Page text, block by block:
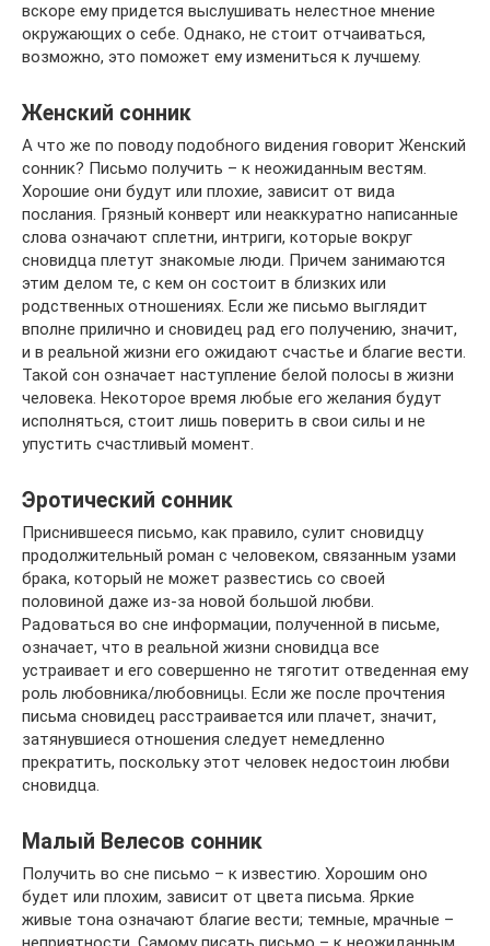
вскоре ему придется выслушивать нелестное мнение
окружающих о себе. Однако, не стоит отчаиваться,
возможно, это поможет ему измениться к лучшему.
Женский сонник
А что же по поводу подобного видения говорит Женский
сонник? Письмо получить – к неожиданным вестям.
Хорошие они будут или плохие, зависит от вида
послания. Грязный конверт или неаккуратно написанные
слова означают сплетни, интриги, которые вокруг
сновидца плетут знакомые люди. Причем занимаются
этим делом те, с кем он состоит в близких или
родственных отношениях. Если же письмо выглядит
вполне прилично и сновидец рад его получению, значит,
и в реальной жизни его ожидают счастье и благие вести.
Такой сон означает наступление белой полосы в жизни
человека. Некоторое время любые его желания будут
исполняться, стоит лишь поверить в свои силы и не
упустить счастливый момент.
Эротический сонник
Приснившееся письмо, как правило, сулит сновидцу
продолжительный роман с человеком, связанным узами
брака, который не может развестись со своей
половиной даже из-за новой большой любви.
Радоваться во сне информации, полученной в письме,
означает, что в реальной жизни сновидца все
устраивает и его совершенно не тяготит отведенная ему
роль любовника/любовницы. Если же после прочтения
письма сновидец расстраивается или плачет, значит,
затянувшиеся отношения следует немедленно
прекратить, поскольку этот человек недостоин любви
сновидца.
Малый Велесов сонник
Получить во сне письмо – к известию. Хорошим оно
будет или плохим, зависит от цвета письма. Яркие
живые тона означают благие вести; темные, мрачные –